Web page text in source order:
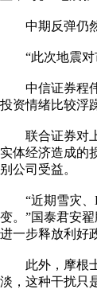
中期反弹仍
“此次地震对市
中信证券程伟
投资情绪比较浮
联合证券对上
实体经济造成的
别公司受益。
“近期雪灾、
变。”国泰君安
进一步释放利好
此外，摩根士
淡，这种干扰只